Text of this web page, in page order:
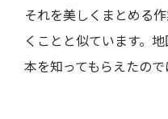
それを美しくまとめる
くことと似ています。
本を知ってもらえたので